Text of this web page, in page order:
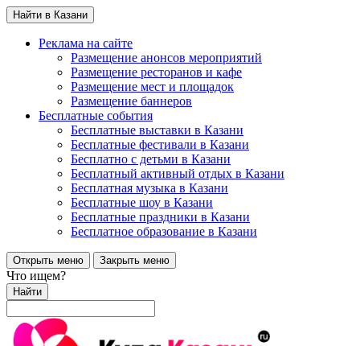
Найти в Казани
Реклама на сайте
Размещение анонсов мероприятий
Размещение ресторанов и кафе
Размещение мест и площадок
Размещение баннеров
Бесплатные события
Бесплатные выставки в Казани
Бесплатные фестивали в Казани
Бесплатно с детьми в Казани
Бесплатный активный отдых в Казани
Бесплатная музыка в Казани
Бесплатные шоу в Казани
Бесплатные праздники в Казани
Бесплатное образование в Казани
Открыть меню Закрыть меню
Что ищем?
Найти